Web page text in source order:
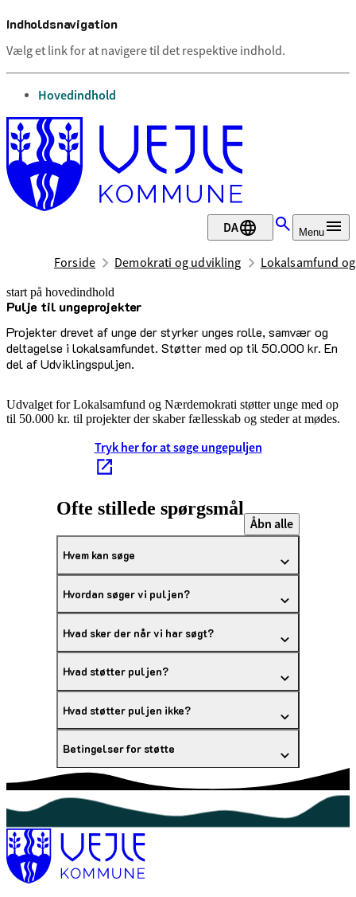
Indholdsnavigation
Vælg et link for at navigere til det respektive indhold.
gå til
Hovedindhold
DA Menu
Forside Demokrati og udvikling Lokalsamfund
start på hovedindhold
Pulje til ungeprojekter
Projekter drevet af unge der styrker unges rolle, samvær og
deltagelse i lokalsamfundet. Støtter med op til 50.000 kr. En
del af Udviklingspuljen.
senest opdateret 16. januar 2026
Udvalget for Lokalsamfund og Nærdemokrati støtter unge med op
til 50.000 kr. til projekter der skaber fællesskab og steder at mødes.
Tryk her for at søge ungepuljen
Ofte stillede spørgsmål
Åbn alle
Hvem kan søge
Hvordan søger vi puljen?
Hvad sker der når vi har søgt?
Hvad støtter puljen?
Hvad støtter puljen ikke?
Betingelser for støtte